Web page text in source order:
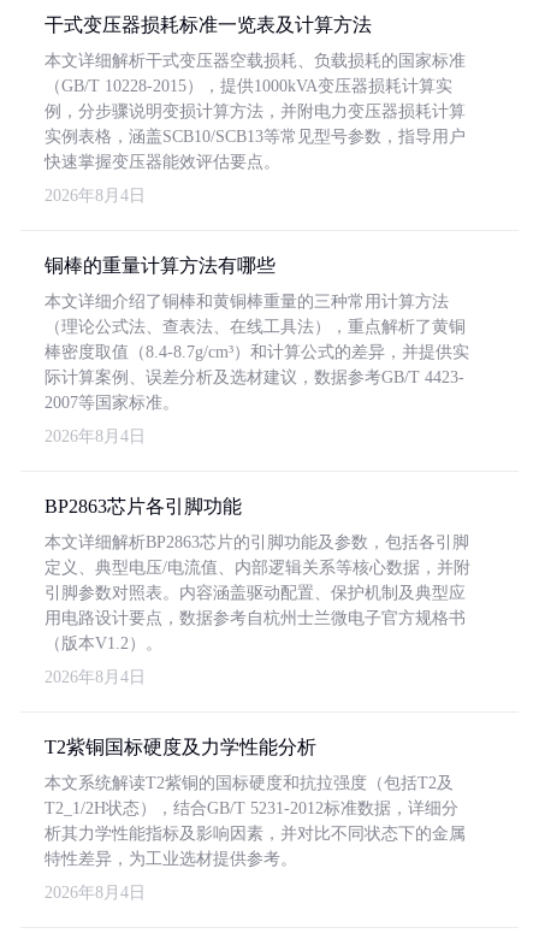
干式变压器损耗标准一览表及计算方法
本文详细解析干式变压器空载损耗、负载损耗的国家标准
（GB/T 10228-2015），提供1000kVA变压器损耗计算实
例，分步骤说明变损计算方法，并附电力变压器损耗计算
实例表格，涵盖SCB10/SCB13等常见型号参数，指导用户
快速掌握变压器能效评估要点。
2026年8月4日
铜棒的重量计算方法有哪些
本文详细介绍了铜棒和黄铜棒重量的三种常用计算方法
（理论公式法、查表法、在线工具法），重点解析了黄铜
棒密度取值（8.4-8.7g/cm³）和计算公式的差异，并提供实
际计算案例、误差分析及选材建议，数据参考GB/T 4423-
2007等国家标准。
2026年8月4日
BP2863芯片各引脚功能
本文详细解析BP2863芯片的引脚功能及参数，包括各引脚
定义、典型电压/电流值、内部逻辑关系等核心数据，并附
引脚参数对照表。内容涵盖驱动配置、保护机制及典型应
用电路设计要点，数据参考自杭州士兰微电子官方规格书
（版本V1.2）。
2026年8月4日
T2紫铜国标硬度及力学性能分析
本文系统解读T2紫铜的国标硬度和抗拉强度（包括T2及
T2_1/2H状态），结合GB/T 5231-2012标准数据，详细分
析其力学性能指标及影响因素，并对比不同状态下的金属
特性差异，为工业选材提供参考。
2026年8月4日